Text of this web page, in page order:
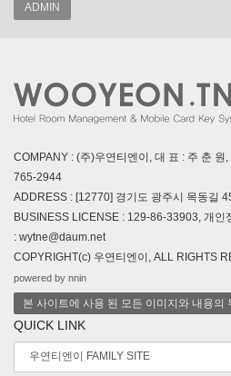
ADMIN
COMPANY : (주)우연티엔이, 대 표 : 주 춘
765-2944
ADDRESS : [12770] 경기도 광주시 목동길
BUSINESS LICENSE : 129-86-33903, 개인
: wytne@daum.net
COPYRIGHT(c) 우연티엔이, ALL RIGHTS
powered by nnin
본 사이트에 사용 된 모든 이미지와 내용의
QUICK LINK